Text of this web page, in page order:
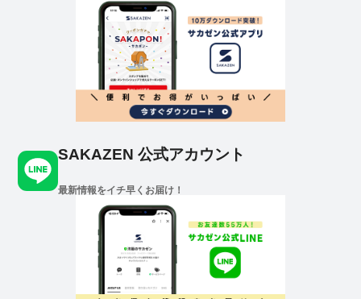
SAKAZEN 公式アカウント
最新情報をイチ早くお届け！